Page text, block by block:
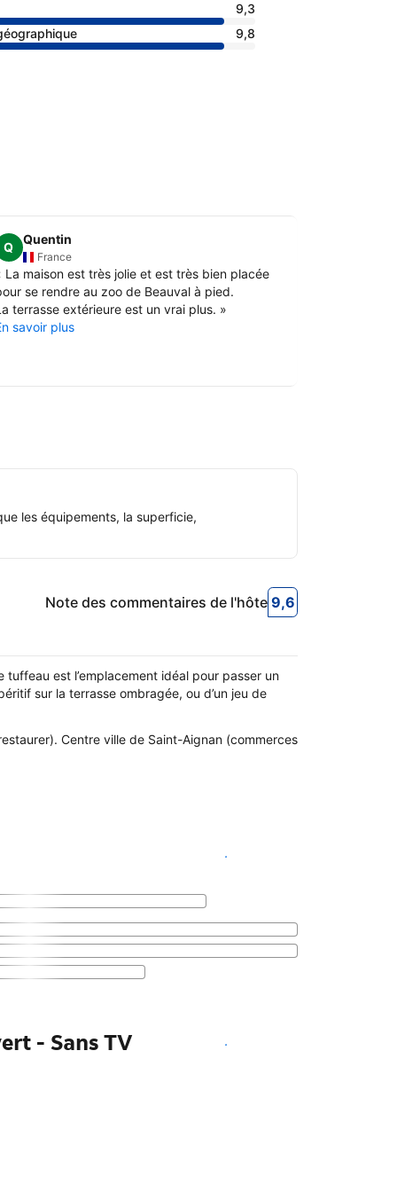
9,3
9,8
Q
Quentin
France
La maison est très jolie et est très bien placée
se rendre au zoo de Beauval à pied.
terrasse extérieure est un vrai plus. »
savoir plus
les équipements, la superficie,
9,6
9,6Note des
Note des commentaires de l'hôte
est l’emplacement idéal pour passer un
sur la terrasse ombragée, ou d’un jeu de
Centre ville de Saint-Aignan (commerces
Voir les disponibilités
- Sans TV Voir les disponibilités